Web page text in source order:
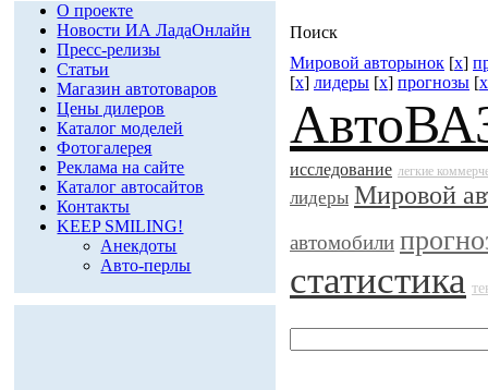
О проекте
Новости ИА ЛадаОнлайн
Пресс-релизы
Статьи
Магазин автотоваров
Цены дилеров
Каталог моделей
Фотогалерея
Реклама на сайте
Каталог автосайтов
Контакты
KEEP SMILING!
Анекдоты
Авто-перлы
Поиск
Мировой авторынок [x]
[x] лидеры [x] прогнозы [x
исследование легкие
лидеры Мировой
автомобили
статистика